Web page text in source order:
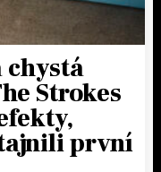
chystá
Strokes
první